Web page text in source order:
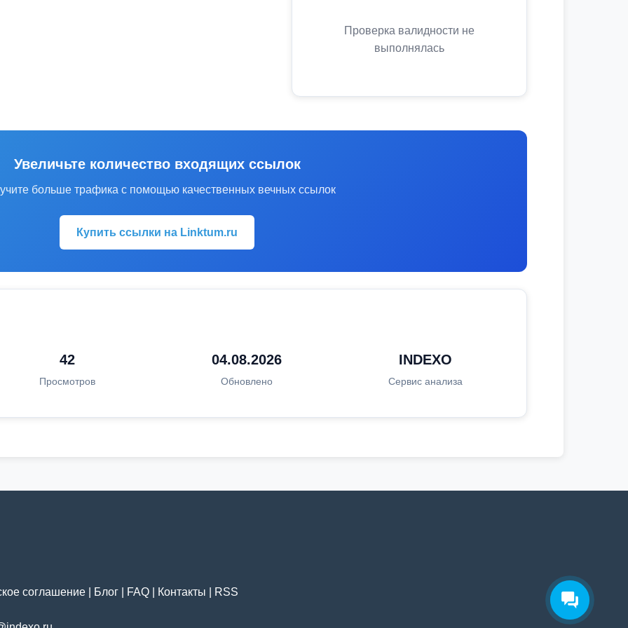
Проверка валидности не
выполнялась
Увеличьте количество входящих ссылок
больше трафика с помощью качественных вечных ссылок
Купить ссылки на Linktum.ru
42
Просмотров
04.08.2026
Обновлено
INDEXO
Сервис анализа
соглашение Блог FAQ Контакты RSS